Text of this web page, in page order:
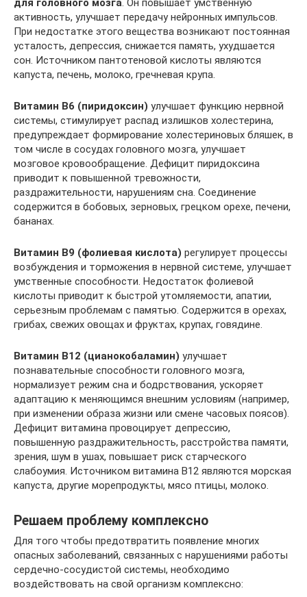
для головного мозга. Он повышает умственную
активность, улучшает передачу нейронных импульсов.
При недостатке этого вещества возникают постоянная
усталость, депрессия, снижается память, ухудшается
сон. Источником пантотеновой кислоты являются
капуста, печень, молоко, гречневая крупа.
Витамин В6 (пиридоксин) улучшает функцию нервной
системы, стимулирует распад излишков холестерина,
предупреждает формирование холестериновых бляшек, в
том числе в сосудах головного мозга, улучшает
мозговое кровообращение. Дефицит пиридоксина
приводит к повышенной тревожности,
раздражительности, нарушениям сна. Соединение
содержится в бобовых, зерновых, грецком орехе, печени,
бананах.
Витамин В9 (фолиевая кислота) регулирует процессы
возбуждения и торможения в нервной системе, улучшает
умственные способности. Недостаток фолиевой
кислоты приводит к быстрой утомляемости, апатии,
серьезным проблемам с памятью. Содержится в орехах,
грибах, свежих овощах и фруктах, крупах, говядине.
Витамин В12 (цианокобаламин) улучшает
познавательные способности головного мозга,
нормализует режим сна и бодрствования, ускоряет
адаптацию к меняющимся внешним условиям (например,
при изменении образа жизни или смене часовых поясов).
Дефицит витамина провоцирует депрессию,
повышенную раздражительность, расстройства памяти,
зрения, шум в ушах, повышает риск старческого
слабоумия. Источником витамина В12 являются морская
капуста, другие морепродукты, мясо птицы, молоко.
Решаем проблему комплексно
Для того чтобы предотвратить появление многих
опасных заболеваний, связанных с нарушениями работы
сердечно-сосудистой системы, необходимо
воздействовать на свой организм комплексно: